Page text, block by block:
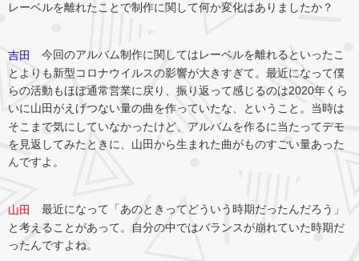
レーベルを離れたことで制作に関して何か変化はありましたか？
吉田
今回のアルバム制作に関してはレーベルを離れるといったこ
とよりも新型コロナウイルスの影響が大きすぎて。最近になって僕
らの活動もほぼ通常営業に戻り、振り返って感じるのは2020年くら
いに山田がえげつない量の曲を作っていたな、ということ。当時は
そこまで気にしていなかったけど、アルバムを作るに当たってデモ
を見返してみたときに、山田から生まれた曲がものすごい量あった
んですよ。
山田
最近になって「あのときってどういう時期だったんだろう」
と考えることがあって。自分の中ではバランスが崩れていた時期だ
ったんですよね。